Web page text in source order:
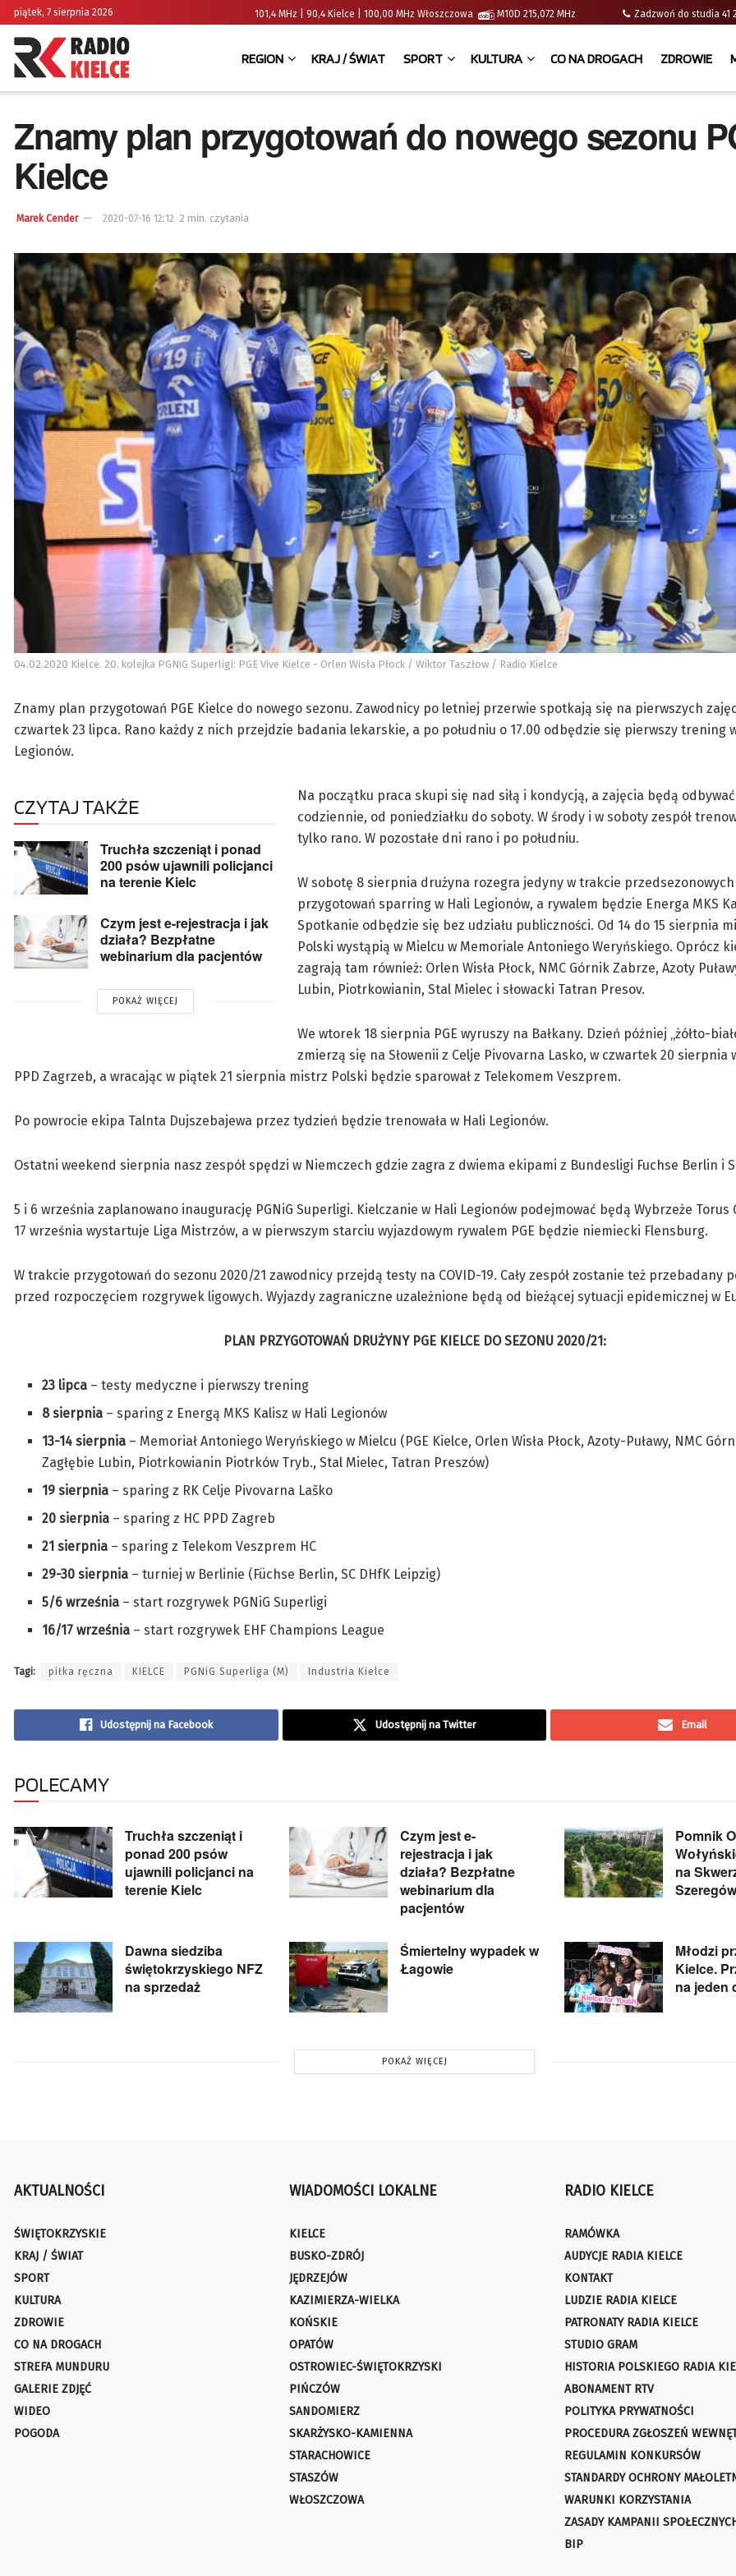
piątek, 7 sierpnia 2026 101,4 MHz | 90,4 Kielce | 100,00 MHz Włoszczowa M10D 215,072 MHz Zadzwoń do studia
REGION KRAJ / ŚWIAT SPORT KULTURA CO NA DROGACH ZDROWIE
Znamy plan przygotowań do nowego sezonu
Kielce
Marek Cender 2020-07-16 12:12 2 min. czytania
04.02.2020 Kielce. 20. kolejka PGNiG Superligi: PGE Vive Kielce - Orlen Wisła Płock / Wiktor Taszłow / Radio Kielce
Znamy plan przygotowań PGE Kielce do nowego sezonu. Zawodnicy po letniej przerwie spotkają się na pierwszych
czwartek 23 lipca. Rano każdy z nich przejdzie badania lekarskie, a po południu o 17.00 odbędzie się pierwszy trening
Legionów.
CZYTAJ TAKŻE
Truchła szczeniąt i ponad
200 psów ujawnili policjanci
na terenie Kielc
Czym jest e-rejestracja i jak
działa? Bezpłatne
webinarium dla pacjentów
POKAŻ WIĘCEJ
Na początku praca skupi się nad siłą i kondycją, a zajęcia będą
codziennie, od poniedziałku do soboty. W środy i w soboty zespół
tylko rano. W pozostałe dni rano i po południu.
W sobotę 8 sierpnia drużyna rozegra jedyny w trakcie przedsezonowych
przygotowań sparring w Hali Legionów, a rywalem będzie Energa MKS
Spotkanie odbędzie się bez udziału publiczności. Od 14 do 15 sierpnia
Polski wystąpią w Mielcu w Memoriale Antoniego Weryńskiego. Oprócz
zagrają tam również: Orlen Wisła Płock, NMC Górnik Zabrze, Azoty
Lubin, Piotrkowianin, Stal Mielec i słowacki Tatran Presov.
We wtorek 18 sierpnia PGE wyruszy na Bałkany. Dzień później „żółto-
zmierzą się na Słowenii z Celje Pivovarna Lasko, w czwartek 20 sierpnia
PPD Zagrzeb, a wracając w piątek 21 sierpnia mistrz Polski będzie sparował z Telekomem Veszprem.
Po powrocie ekipa Talnta Dujszebajewa przez tydzień będzie trenowała w Hali Legionów.
Ostatni weekend sierpnia nasz zespół spędzi w Niemczech gdzie zagra z dwiema ekipami z Bundesligi Fuchse Berlin i
5 i 6 września zaplanowano inaugurację PGNiG Superligi. Kielczanie w Hali Legionów podejmować będą Wybrzeże Torus
17 września wystartuje Liga Mistrzów, a w pierwszym starciu wyjazdowym rywalem PGE będzie niemiecki Flensburg.
W trakcie przygotowań do sezonu 2020/21 zawodnicy przejdą testy na COVID-19. Cały zespół zostanie też przebadany
przed rozpoczęciem rozgrywek ligowych. Wyjazdy zagraniczne uzależnione będą od bieżącej sytuacji epidemicznej w
PLAN PRZYGOTOWAŃ DRUŻYNY PGE KIELCE DO SEZONU 2020/21:
23 lipca – testy medyczne i pierwszy trening
8 sierpnia – sparing z Energą MKS Kalisz w Hali Legionów
13-14 sierpnia – Memoriał Antoniego Weryńskiego w Mielcu (PGE Kielce, Orlen Wisła Płock, Azoty-Puławy, NMC
Zagłębie Lubin, Piotrkowianin Piotrków Tryb., Stal Mielec, Tatran Preszów)
19 sierpnia – sparing z RK Celje Pivovarna Laško
20 sierpnia – sparing z HC PPD Zagreb
21 sierpnia – sparing z Telekom Veszprem HC
29-30 sierpnia – turniej w Berlinie (Füchse Berlin, SC DHfK Leipzig)
5/6 września – start rozgrywek PGNiG Superligi
16/17 września – start rozgrywek EHF Champions League
Tagi: piłka ręczna KIELCE PGNiG Superliga (M) Industria Kielce
Udostępnij na Facebook Udostępnij na Twitter Email
POLECAMY
Truchła szczeniąt i
ponad 200 psów
ujawnili policjanci na
terenie Kielc
Czym jest e-
rejestracja i jak
działa? Bezpłatne
webinarium dla
pacjentów
Pomnik
na
Dawna siedziba
świętokrzyskiego NFZ
na sprzedaż
Śmiertelny wypadek w
Łagowie
Młodzi
Kielce.
na jeden
POKAŻ WIĘCEJ
AKTUALNOŚCI
ŚWIĘTOKRZYSKIE
KRAJ / ŚWIAT
SPORT
KULTURA
ZDROWIE
CO NA DROGACH
STREFA MUNDURU
GALERIE ZDJĘĆ
WIDEO
POGODA
WIADOMOŚCI LOKALNE
KIELCE
BUSKO-ZDRÓJ
JĘDRZEJÓW
KAZIMIERZA-WIELKA
KOŃSKIE
OPATÓW
OSTROWIEC-ŚWIĘTOKRZYSKI
PIŃCZÓW
SANDOMIERZ
SKARŻYSKO-KAMIENNA
STARACHOWICE
STASZÓW
WŁOSZCZOWA
RADIO KIELCE
RAMÓWKA
AUDYCJE RADIA KIELCE
KONTAKT
LUDZIE RADIA KIELCE
PATRONATY RADIA KIELCE
STUDIO GRAM
HISTORIA POLSKIEGO RADIA
ABONAMENT RTV
POLITYKA PRYWATNOŚCI
PROCEDURA ZGŁOSZEŃ
REGULAMIN KONKURSÓW
STANDARDY OCHRONY
WARUNKI KORZYSTANIA
ZASADY KAMPANII
BIP